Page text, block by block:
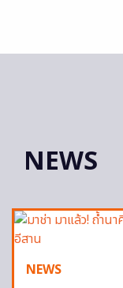
NEWS
NEWS